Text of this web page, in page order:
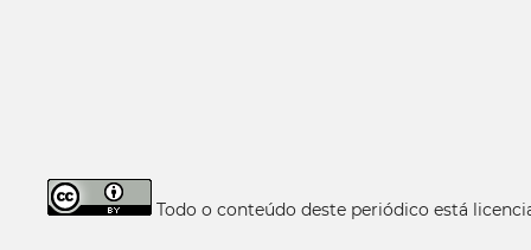
Todo o conteúdo deste periódico está